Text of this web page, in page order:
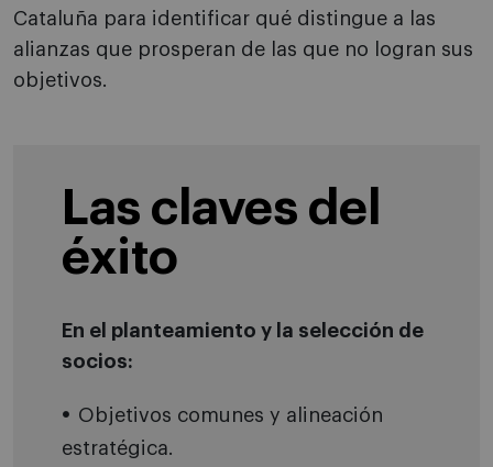
Cataluña para identificar qué distingue a las
alianzas que prosperan de las que no logran sus
objetivos.
Las claves del
éxito
En el planteamiento y la selección de
socios:
Objetivos comunes y alineación
estratégica.